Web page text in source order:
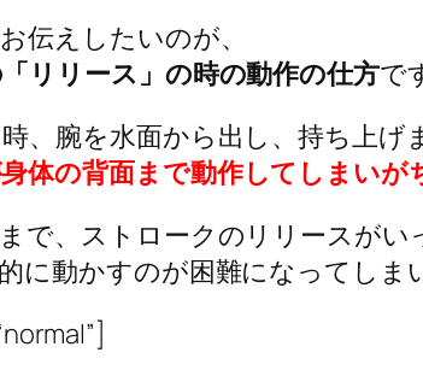
伝えしたいのが、
リリース」の時の動作の仕方で
、腕を水面から出し、持ち上げ
体の背面まで動作してしまいが
で、ストロークのリリースがい
に動かすのが困難になってしま
]